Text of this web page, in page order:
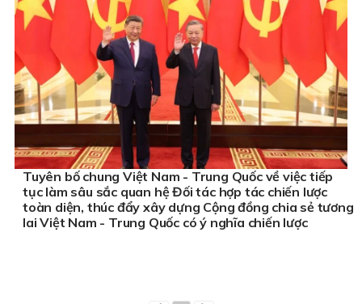
Tuyên bố chung Việt Nam - Trung Quốc về việc tiếp
tục làm sâu sắc quan hệ Đối tác hợp tác chiến lược
toàn diện, thúc đẩy xây dựng Cộng đồng chia sẻ tương
lai Việt Nam - Trung Quốc có ý nghĩa chiến lược